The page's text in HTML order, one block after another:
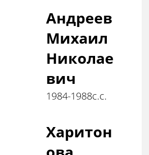
Андреев
Михаил
Николае
вич
1984-1988с.с.
Харитон